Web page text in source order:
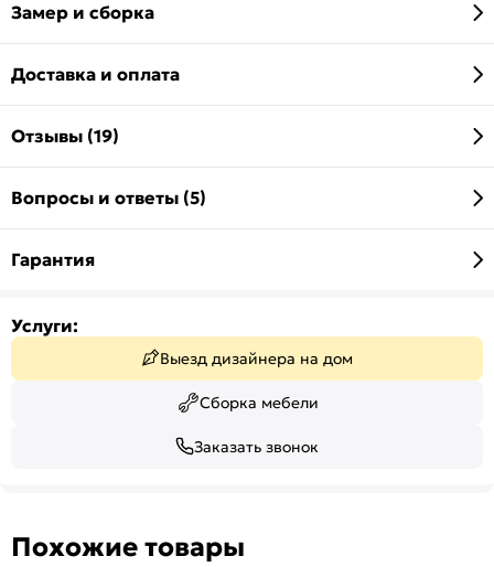
Замер и сборка
Доставка и оплата
Отзывы (19)
Вопросы и ответы (5)
Гарантия
Услуги:
Выезд дизайнера на дом
Сборка мебели
Заказать звонок
Похожие товары